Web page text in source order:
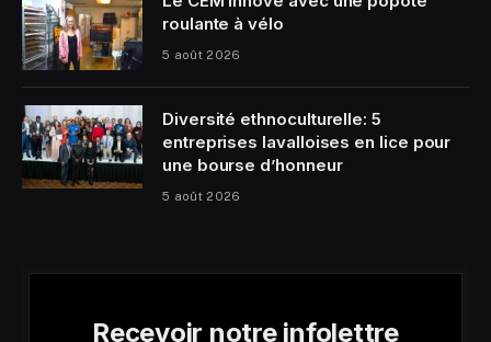
roulante à vélo
5 août 2026
Diversité ethnoculturelle: 5
entreprises lavalloises en lice pour
une bourse d’honneur
5 août 2026
Recevoir notre infolettre